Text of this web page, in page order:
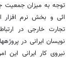
توجه به میزان جمعیت
ائی و بخش نرم افزار
تجارت خارجی در
نویسان ایرانی در
نیروی کار ایرانی این